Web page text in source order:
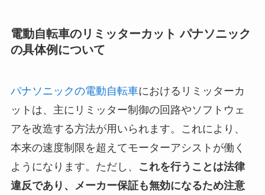
電動自転車のリミッターカット パナソニック
の具体例について
パナソニックの電動自転車におけるリミッターカ
ットは、主にリミッター制御の回路やソフトウェ
アを改造する方法が用いられます。これにより、
本来の速度制限を超えてモーターアシストが働く
ようになります。ただし、
これを行うことは法律
違反であり、メーカー保証も無効になるため注意